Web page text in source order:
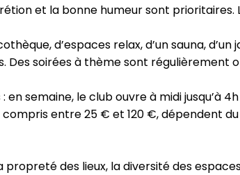
et la bonne humeur sont
d’espaces relax, d’un sauna,
soirées à thème sont régulièrement
en semaine, le club ouvre à midi jusqu’à
compris entre 25 € et 120 €, dépendent
des lieux, la diversité des